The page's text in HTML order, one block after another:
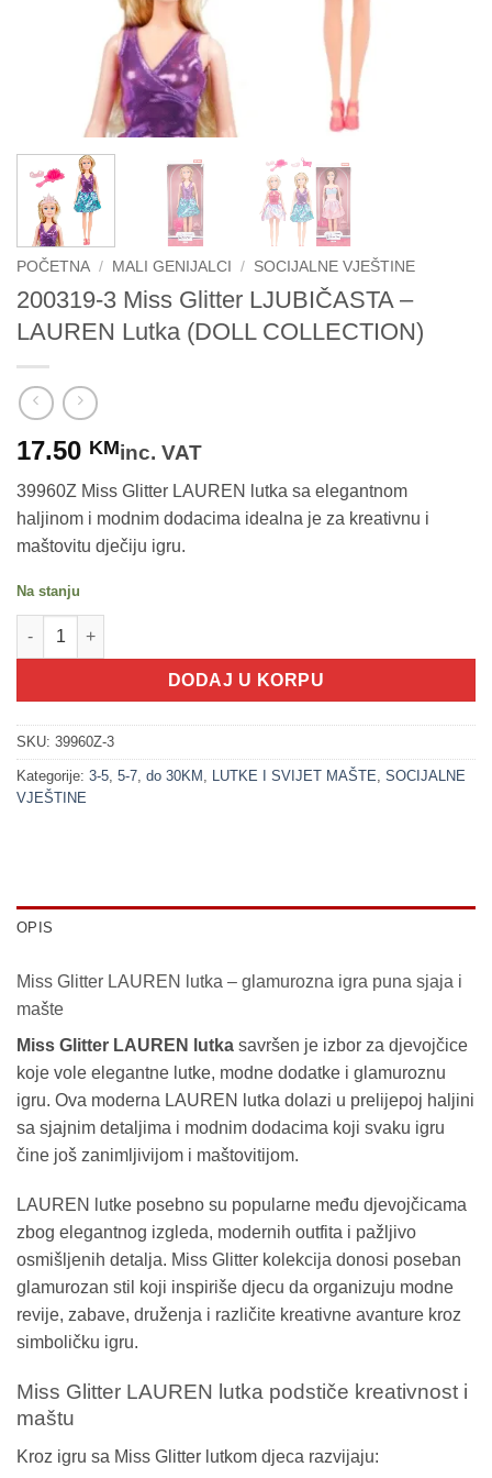
POČETNA / MALI GENIJALCI / SOCIJALNE VJEŠTINE
200319-3 Miss Glitter LJUBIČASTA –
LAUREN Lutka (DOLL COLLECTION)
17.50 KMinc. VAT
39960Z Miss Glitter LAUREN lutka sa elegantnom
haljinom i modnim dodacima idealna je za kreativnu i
maštovitu dječiju igru.
Na stanju
200319-3 Miss Glitter LJUBIČASTA - LAUREN Lutka (DOLL
DODAJ U KORPU
SKU: 39960Z-3
Kategorije: 3-5 5-7 do 30KM LUTKE I SVIJET MAŠTE SOCIJALNE
VJEŠTINE
OPIS
Miss Glitter LAUREN lutka – glamurozna igra puna sjaja i
mašte
Miss Glitter LAUREN lutka savršen je izbor za djevojčice
koje vole elegantne lutke, modne dodatke i glamuroznu
igru. Ova moderna LAUREN lutka dolazi u prelijepoj haljini
sa sjajnim detaljima i modnim dodacima koji svaku igru
čine još zanimljivijom i maštovitijom.
LAUREN lutke posebno su popularne među djevojčicama
zbog elegantnog izgleda, modernih outfita i pažljivo
osmišljenih detalja. Miss Glitter kolekcija donosi poseban
glamurozan stil koji inspiriše djecu da organizuju modne
revije, zabave, druženja i različite kreativne avanture kroz
simboličku igru.
Miss Glitter LAUREN lutka podstiče kreativnost i
maštu
Kroz igru sa Miss Glitter lutkom djeca razvijaju: